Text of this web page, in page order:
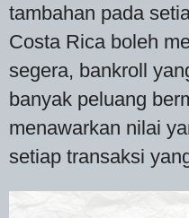
tambahan pada
Costa Rica boleh
segera, bankroll
banyak peluang
menawarkan nilai
setiap transaksi